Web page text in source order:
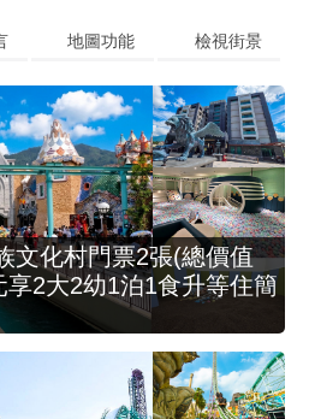
地圖功能 檢視街景
文化村門票2張(總價值
2大2幼1泊1食升等住簡